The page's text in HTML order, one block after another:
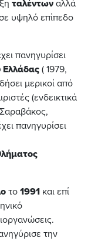
ταλέντων αλλά
υψηλό επίπεδο
πανηγυρίσει
Ελλάδας ( 1979,
μερικοί από
(ενδεικτικά
πανηγυρίσει
το 1991 και επί
την